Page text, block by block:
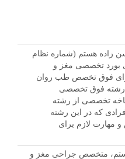
زاده هستم (شماره نظام
دارای بورد تخصصی مغز و
فوق تخصص طب روان‌
رشته فوق تخصصی
تخصصی از رشته
که در این رشته
مهارت لازم برای
متخصص جراحی مغز و